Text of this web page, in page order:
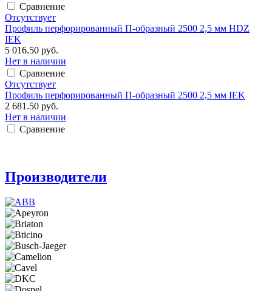
Сравнение
Отсутствует
Профиль перфорированный П-образный 2500 2,5 мм HDZ
IEK
5 016.50 руб.
Нет в наличии
Сравнение
Отсутствует
Профиль перфорированный П-образный 2500 2,5 мм IEK
2 681.50 руб.
Нет в наличии
Сравнение
Производители